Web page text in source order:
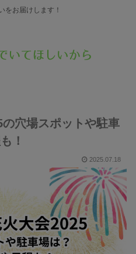
をお届けします！
穴場スポットや駐車
！
2025.07.18